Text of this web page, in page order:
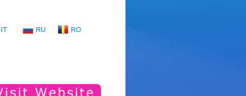
IT RU RO